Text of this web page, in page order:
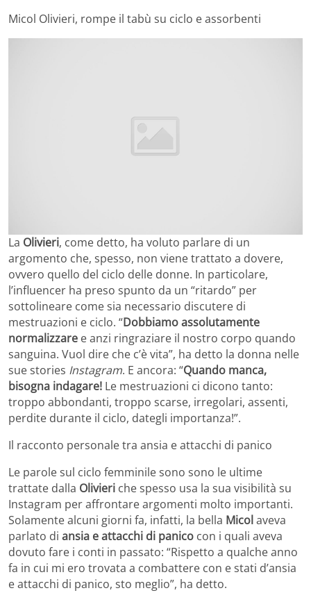
Micol Olivieri, rompe il tabù su ciclo e assorbenti
La Olivieri, come detto, ha voluto parlare di un
argomento che, spesso, non viene trattato a dovere,
ovvero quello del ciclo delle donne. In particolare,
l’influencer ha preso spunto da un “ritardo” per
sottolineare come sia necessario discutere di
mestruazioni e ciclo. “Dobbiamo assolutamente
normalizzare e anzi ringraziare il nostro corpo quando
sanguina. Vuol dire che c’è vita”, ha detto la donna nelle
sue stories Instagram. E ancora: “Quando manca,
bisogna indagare! Le mestruazioni ci dicono tanto:
troppo abbondanti, troppo scarse, irregolari, assenti,
perdite durante il ciclo, dategli importanza!”.
Il racconto personale tra ansia e attacchi di panico
Le parole sul ciclo femminile sono sono le ultime
trattate dalla Olivieri che spesso usa la sua visibilità su
Instagram per affrontare argomenti molto importanti.
Solamente alcuni giorni fa, infatti, la bella Micolaveva
parlato di ansia e attacchi di panico con i quali aveva
dovuto fare i conti in passato: “Rispetto a qualche anno
fa in cui mi ero trovata a combattere con e stati d’ansia
e attacchi di panico, sto meglio”, ha detto.